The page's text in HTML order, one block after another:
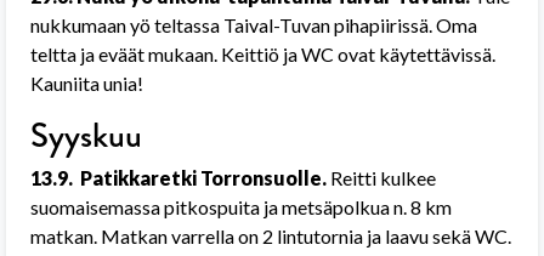
nukkumaan yö teltassa Taival-Tuvan pihapiirissä. Oma
teltta ja eväät mukaan. Keittiö ja WC ovat käytettävissä.
Kauniita unia!
Syyskuu
13.9. Patikkaretki Torronsuolle. Reitti kulkee
suomaisemassa pitkospuita ja metsäpolkua n. 8 km
matkan. Matkan varrella on 2 lintutornia ja laavu sekä WC.